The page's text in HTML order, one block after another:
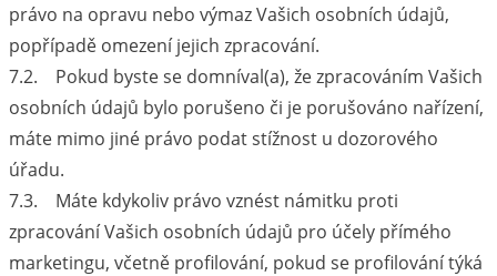
právo na opravu nebo výmaz Vašich osobních údajů,
popřípadě omezení jejich zpracování.
7.2. Pokud byste se domníval(a), že zpracováním Vašich
osobních údajů bylo porušeno či je porušováno nařízení,
máte mimo jiné právo podat stížnost u dozorového
úřadu.
7.3. Máte kdykoliv právo vznést námitku proti
zpracování Vašich osobních údajů pro účely přímého
marketingu, včetně profilování, pokud se profilování týká